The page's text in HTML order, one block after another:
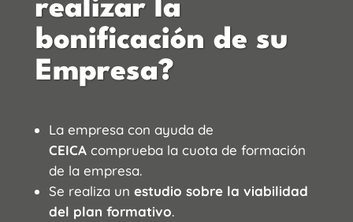
realizar la
bonificación de su
Empresa?
La empresa con ayuda de
CEICAcomprueba la cuota de formación
de la empresa.
Se realiza un estudio sobre la viabilidad
del plan formativo.